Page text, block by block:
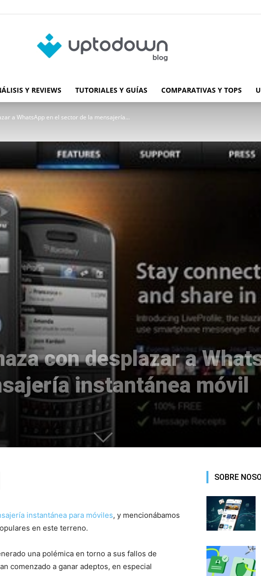
Blog
de
Uptodown
Y REVIEWS TUTORIALES Y GUÍAS COMPARATIVAS Y TOPS
a WhatsApp en el sector de la mensajería...
con desplazar a
instantánea móvil
instantánea para móviles, y mencionábamos
en este terreno.
una polémica en torno a sus fallos de
comenzado a ganar adeptos, en especial
SOBRE